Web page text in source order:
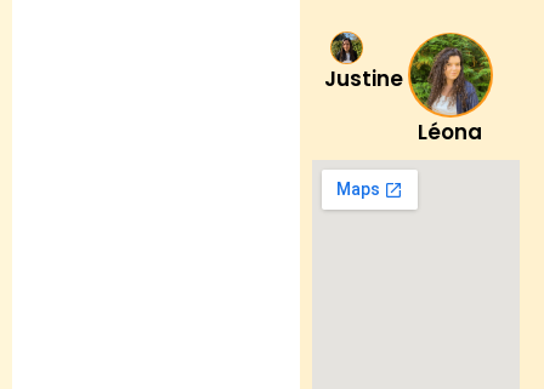
Justine
Léona